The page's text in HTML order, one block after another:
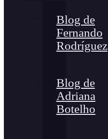
Blog de
Fernando
Rodríguez
Blog de
Adriana
Botelho